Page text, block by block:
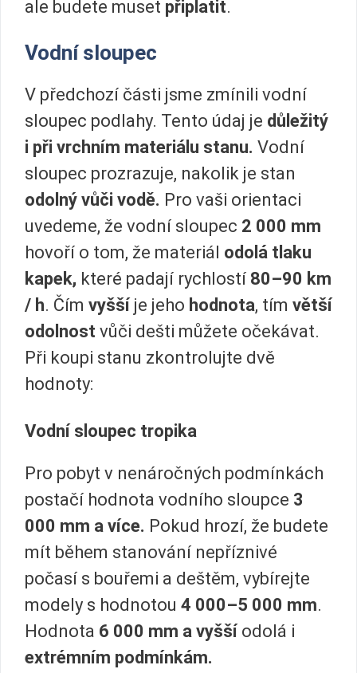
ale budete muset připlatit.
Vodní sloupec
V předchozí části jsme zmínili vodní
sloupec podlahy. Tento údaj je důležitý
i při vrchním materiálu stanu. Vodní
sloupec prozrazuje, nakolik je stan
odolný vůči vodě. Pro vaši orientaci
uvedeme, že vodní sloupec 2 000 mm
hovoří o tom, že materiál odolá tlaku
kapek, které padají rychlostí 80–90 km
/ h. Čím vyšší je jeho hodnota, tím větší
odolnost vůči dešti můžete očekávat.
Při koupi stanu zkontrolujte dvě
hodnoty:
Vodní sloupec tropika
Pro pobyt v nenáročných podmínkách
postačí hodnota vodního sloupce 3
000 mm a více. Pokud hrozí, že budete
mít během stanování nepříznivé
počasí s bouřemi a deštěm, vybírejte
modely s hodnotou 4 000–5 000 mm.
Hodnota 6 000 mm a vyšší odolá i
extrémním podmínkám.